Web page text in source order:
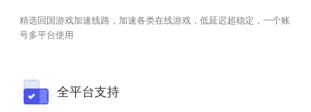
精选回国游戏加速线路，加速各类在线游戏，低延迟超稳定，一个账
号多平台使用
全平台支持